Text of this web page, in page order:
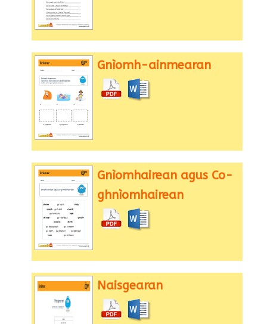
Gnìomh-ainmearan
Gnìomhairean agus Co-
ghnìomhairean
Naisgearan